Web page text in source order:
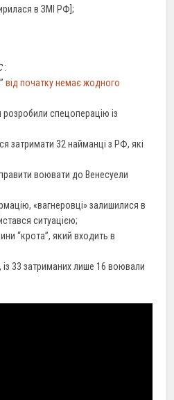
в ЗМІ РФ];
:
від початку немає жодного
спецоперацію із
затримати 32 найманці з РФ, які
воювати до Венесуели
«вагнеровці» залишилися в
ситуацією;
“крота”, який входить в
33 затриманих лише 16 воювали